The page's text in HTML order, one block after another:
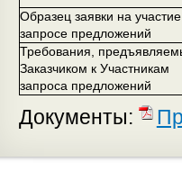
Образец заявки на
запросе предложений
Требования,
Заказчиком к Участникам
запроса предложений
Документы: